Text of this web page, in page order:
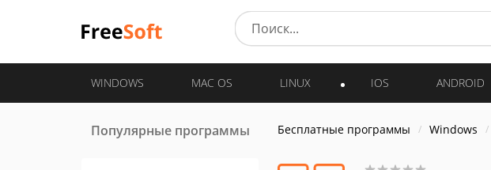
WINDOWS MAC OS LINUX IOS ANDROID
Популярные программы Бесплатные программы Windows